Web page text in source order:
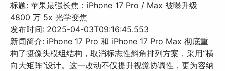
标题: 苹果最强长焦：iPhone 17 Pro / Max 被曝升级
4800 万 5x 光学变焦
发布时间: 2025-04-03T09:16:45.553
新闻简介: iPhone 17 Pro 和 iPhone 17 Pro Max 彻底重
构了摄像头模组结构，取消标志性斜角排列方案，采用“横
向大矩阵”设计。这一改动不仅提升视觉协调性，更为容纳